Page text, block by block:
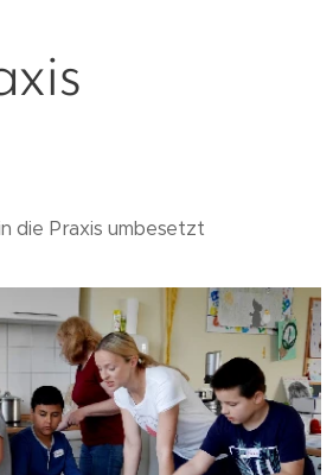
die Praxis umbesetzt